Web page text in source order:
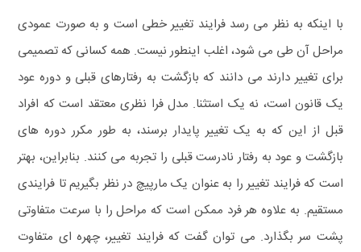
با اینکه به نظر می رسد فرایند تغییر خطی است و به صورت عمودی
مراحل آن طی می شود، اغلب اینطور نیست. همه کسانی که تصمیمی
برای تغییر دارند می دانند که بازگشت به رفتارهای قبلی و دوره عود
یک قانون است، نه یک استثنا. مدل فرا نظری معتقد است که افراد
قبل از این که به یک تغییر پایدار برسند، به طور مکرر دوره های
بازگشت و عود به رفتار نادرست قبلی را تجربه می کنند. بنابراین، بهتر
است که فرایند تغییر را به عنوان یک مارپیچ در نظر بگیریم تا فرایندی
مستقیم. به علاوه هر فرد ممکن است که مراحل را با سرعت متفاوتی
پشت سر بگذارد. می توان گفت که فرایند تغییر، چهره ای متفاوت